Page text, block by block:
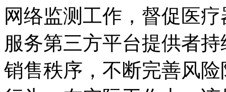
网络监测工作，督促医
服务第三方平台提供者
销售秩序，不断完善风